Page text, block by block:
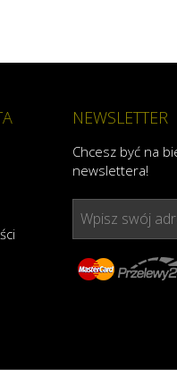
NEWSLETTER
Chcesz być na
newslettera!
Wpisz swój